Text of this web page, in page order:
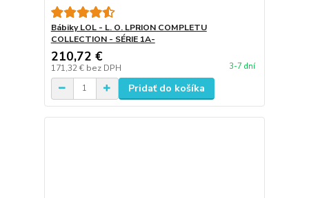
Bábiky LOL - L. O. LPRION COMPLETU
COLLECTION - SÉRIE 1A-
210,72 €
171,32 € bez DPH 3-7 dní
Pridať do košíka